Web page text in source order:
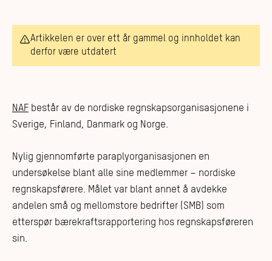
Artikkelen er over ett år gammel og innholdet kan
derfor være utdatert
NAF består av de nordiske regnskapsorganisasjonene i
Sverige, Finland, Danmark og Norge.
Nylig gjennomførte paraplyorganisasjonen en
undersøkelse blant alle sine medlemmer – nordiske
regnskapsførere. Målet var blant annet å avdekke
andelen små og mellomstore bedrifter (SMB) som
etterspør bærekraftsrapportering hos regnskapsføreren
sin.